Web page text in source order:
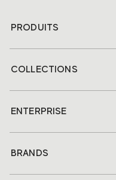
PRODUITS
COLLECTIONS
ENTERPRISE
BRANDS